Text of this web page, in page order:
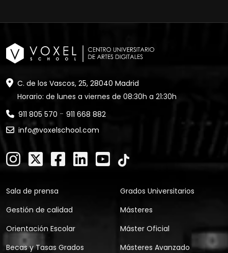
C. de los Vascos, 25, 28040 Madrid
Horario: de lunes a viernes de 08:30h a 21:30h
911 805 570 - 911 668 882
info@voxelschool.com
Sala de prensa
Gestión de calidad
Orientación Escolar
Becas y Tasas Grados
Grados Universitarios
Másteres
Máster Oficial
Másteres Avanzado